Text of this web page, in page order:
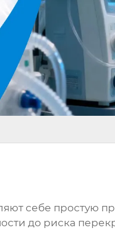
себе простую
до риска